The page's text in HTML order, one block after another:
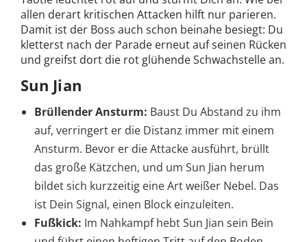
allen derart kritischen Attacken hilft nur parieren.
Damit ist der Boss auch schon beinahe besiegt: Du
kletterst nach der Parade erneut auf seinen Rücken
und greifst dort die rot glühende Schwachstelle an.
Sun Jian
Brüllender Ansturm: Baust Du Abstand zu ihm
auf, verringert er die Distanz immer mit einem
Ansturm. Bevor er die Attacke ausführt, brüllt
das große Kätzchen, und um Sun Jian herum
bildet sich kurzzeitig eine Art weißer Nebel. Das
ist Dein Signal, einen Block einzuleiten.
Fußkick: Im Nahkampf hebt Sun Jian sein Bein